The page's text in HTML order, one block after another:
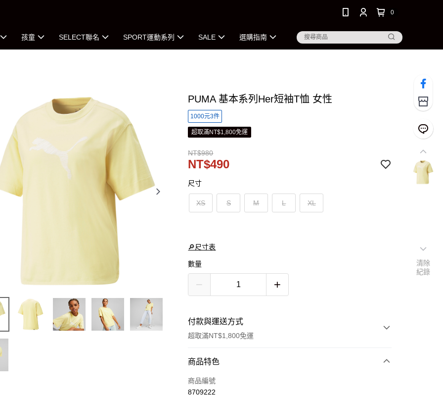
0
孩童 SELECT聯名 SPORT運動系列 SALE 選購指南
PUMA 基本系列Her短袖T恤 女性
1000元3件
超取滿NT$1,800免運
NT$980
NT$490
尺寸
XS S M L XL
🔎尺寸表
數量
付款與運送方式
超取滿NT$1,800免運
付款方式
信用卡一次付款
商品特色
商品編號
8709222
清除
紀錄